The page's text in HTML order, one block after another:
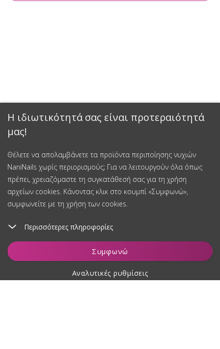
Η ιδιωτικότητά σας είναι προτεραιότητά
μας!
Θέλετε να απολαμβάνετε τα προϊόντα περιποίησης νυχιών
NaniNails χωρίς περιορισμούς; Για να λειτουργούν όλα όπως
πρέπει, χρειαζόμαστε τη συγκατάθεσή σας για τη χρήση
αρχείων cookies. Κάνοντας κλικ στο κουμπί «Συμφωνώ»,
συμφωνείτε με τη χρήση των cookies.
Περισσότερες πληροφορίες
Συμφωνώ
Αναλυτικές ρυθμίσεις